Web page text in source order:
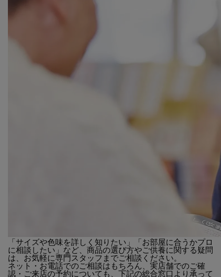
「サイズや色味を詳しく知りたい」「お部屋に合うかプロ
に相談したい」など、商品の選び方やご供養に関する疑問
は、お気軽に専門スタッフまでご相談ください。
ネット・お電話でのご相談はもちろん、実店舗でのご確
認・ご来店の予約についても、下記の総合窓口より承って